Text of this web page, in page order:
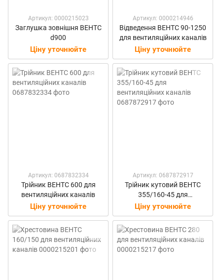
Артикул: 0000215023
Заглушка зовнішня ВЕНТС
d900
Ціну уточнюйте
Артикул: 0000214946
Відведення ВЕНТС 90-1250
для вентиляційних каналів
Ціну уточнюйте
Артикул: 0687832334
Трійник ВЕНТС 600 для
вентиляційних каналів
Ціну уточнюйте
Артикул: 0687872917
Трійник кутовий ВЕНТС
355/160-45 для
вентиляційних каналів
Ціну уточнюйте